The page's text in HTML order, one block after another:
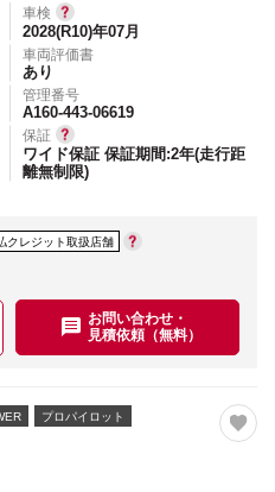
車検
2028(R10)年07月
車両評価書
あり
管理番号
A160-443-06619
保証
ワイド保証 保証期間:2年(走行距
離無制限)
クレジット取扱店舗
お問い合わせ・
見積依頼（無料）
プロパイロット